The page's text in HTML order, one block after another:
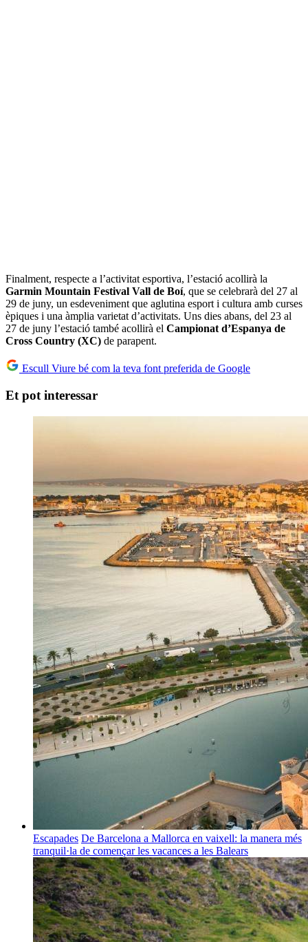
Finalment, respecte a l’activitat esportiva, l’estació acollirà la
Garmin Mountain Festival Vall de Boí, que se celebrarà del 27 al
29 de juny, un esdeveniment que aglutina esport i cultura amb curses
èpiques i una àmplia varietat d’activitats. Uns dies abans, del 23 al
27 de juny l’estació també acollirà el Campionat d’Espanya de
Cross Country (XC) de parapent.
Escull Viure bé com la teva font preferida de Google
Et pot interessar
Escapades De Barcelona a Mallorca en vaixell: la manera més
tranquil·la de començar les vacances a les Balears